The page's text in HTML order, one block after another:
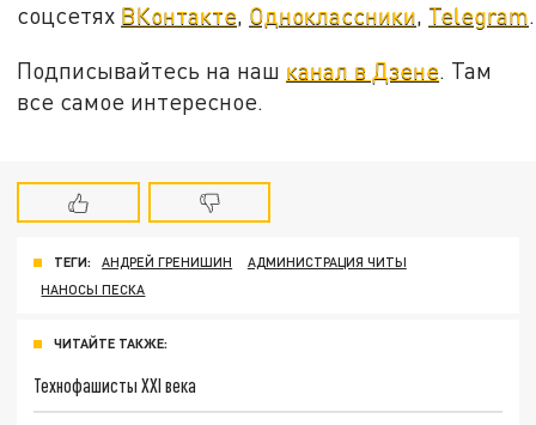
соцсетях ВКонтакте, Одноклассники, Telegram.
Подписывайтесь на наш канал в Дзене. Там
все самое интересное.
ТЕГИ: АНДРЕЙ ГРЕНИШИН
АДМИНИСТРАЦИЯ ЧИТЫ
НАНОСЫ ПЕСКА
ЧИТАЙТЕ ТАКЖЕ:
Технофашисты XXI века